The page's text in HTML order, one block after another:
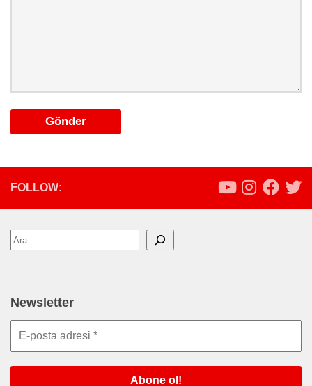
FOLLOW:
Ara
Newsletter